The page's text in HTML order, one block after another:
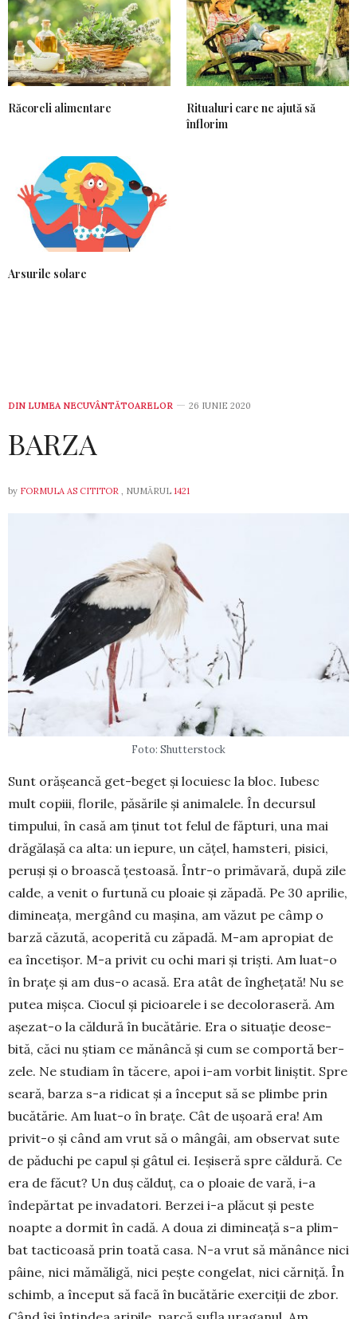
Răcoreli alimentare
Ritualuri care ne ajută să
înflorim
Arsurile solare
DIN LUMEA NECUVÂNTĂTOARELOR 26 IUNIE 2020
BARZA
by FORMULA AS CITITOR , NUMĂRUL 1421
Foto: Shutterstock
Sunt orășeancă get-be­get și locuiesc la bloc. Iubesc
mult copiii, florile, pă­să­rile și animalele. În decur­sul
timpului, în casă am ținut tot felul de făpturi, una mai
drăgălașă ca alta: un iepure, un cățel, hamsteri, pisici,
pe­ruși și o broască țestoasă. Într-o primăvară, după zile
calde, a venit o furtună cu ploaie și zăpadă. Pe 30 apri­lie,
dimineața, mergând cu ma­șina, am văzut pe câmp o
bar­ză căzută, acoperită cu zăpadă. M-am apropiat de
ea încetișor. M-a privit cu ochi mari și triști. Am luat-o
în brațe și am dus-o acasă. Era atât de înghețată! Nu se
putea mișca. Ciocul și picioa­rele i se decoloraseră. Am
așezat-o la căldură în bu­că­tărie. Era o si­tuație deo­se­
bită, căci nu ști­am ce mănâncă și cum se comportă ber­
zele. Ne stu­diam în tăcere, apoi i-am vorbit li­niș­tit. Spre
sea­ră, bar­za s-a ri­dicat și a început să se plimbe prin
bu­cătărie. Am lu­at-o în brațe. Cât de ușoară era! Am
privit-o și când am vrut să o mângâi, am observat su­te
de păduchi pe capul și gâtul ei. Ieșiseră spre căldură. Ce
era de făcut? Un duș căl­duț, ca o ploaie de vară, i-a
îndepărtat pe invadatori. Berzei i-a plă­cut și peste
noapte a dormit în cadă. A do­ua zi dimineață s-a plim­
bat tacticoasă prin toa­tă casa. N-a vrut să mă­nânce nici
pâine, nici mă­măligă, nici pește congelat, nici căr­niță. În
schimb, a început să facă în bucătărie exerciții de zbor.